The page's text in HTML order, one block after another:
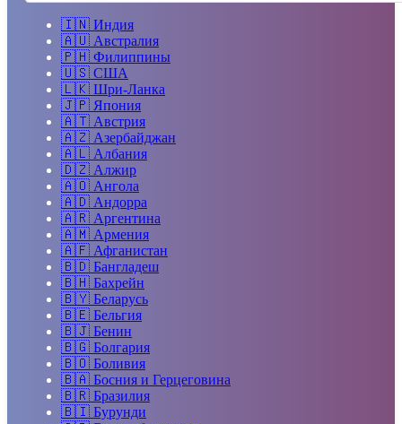
🇮🇳 Индия
🇦🇺 Австралия
🇵🇭 Филиппины
🇺🇸 США
🇱🇰 Шри-Ланка
🇯🇵 Япония
🇦🇹 Австрия
🇦🇿 Азербайджан
🇦🇱 Албания
🇩🇿 Алжир
🇦🇴 Ангола
🇦🇩 Андорра
🇦🇷 Аргентина
🇦🇲 Армения
🇦🇫 Афганистан
🇧🇩 Бангладеш
🇧🇭 Бахрейн
🇧🇾 Беларусь
🇧🇪 Бельгия
🇧🇯 Бенин
🇧🇬 Болгария
🇧🇴 Боливия
🇧🇦 Босния и Герцеговина
🇧🇷 Бразилия
🇧🇮 Бурунди